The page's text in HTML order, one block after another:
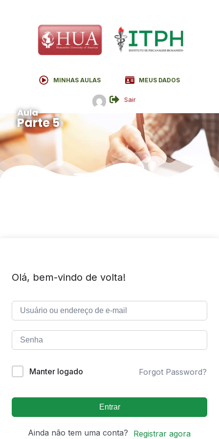
MINHAS AULAS MEUS DADOS
Sair
Aula
Parte 5
Olá, bem-vindo de volta!
Manter logado Forgot Password?
Entrar
Ainda não tem uma conta? Registrar agora